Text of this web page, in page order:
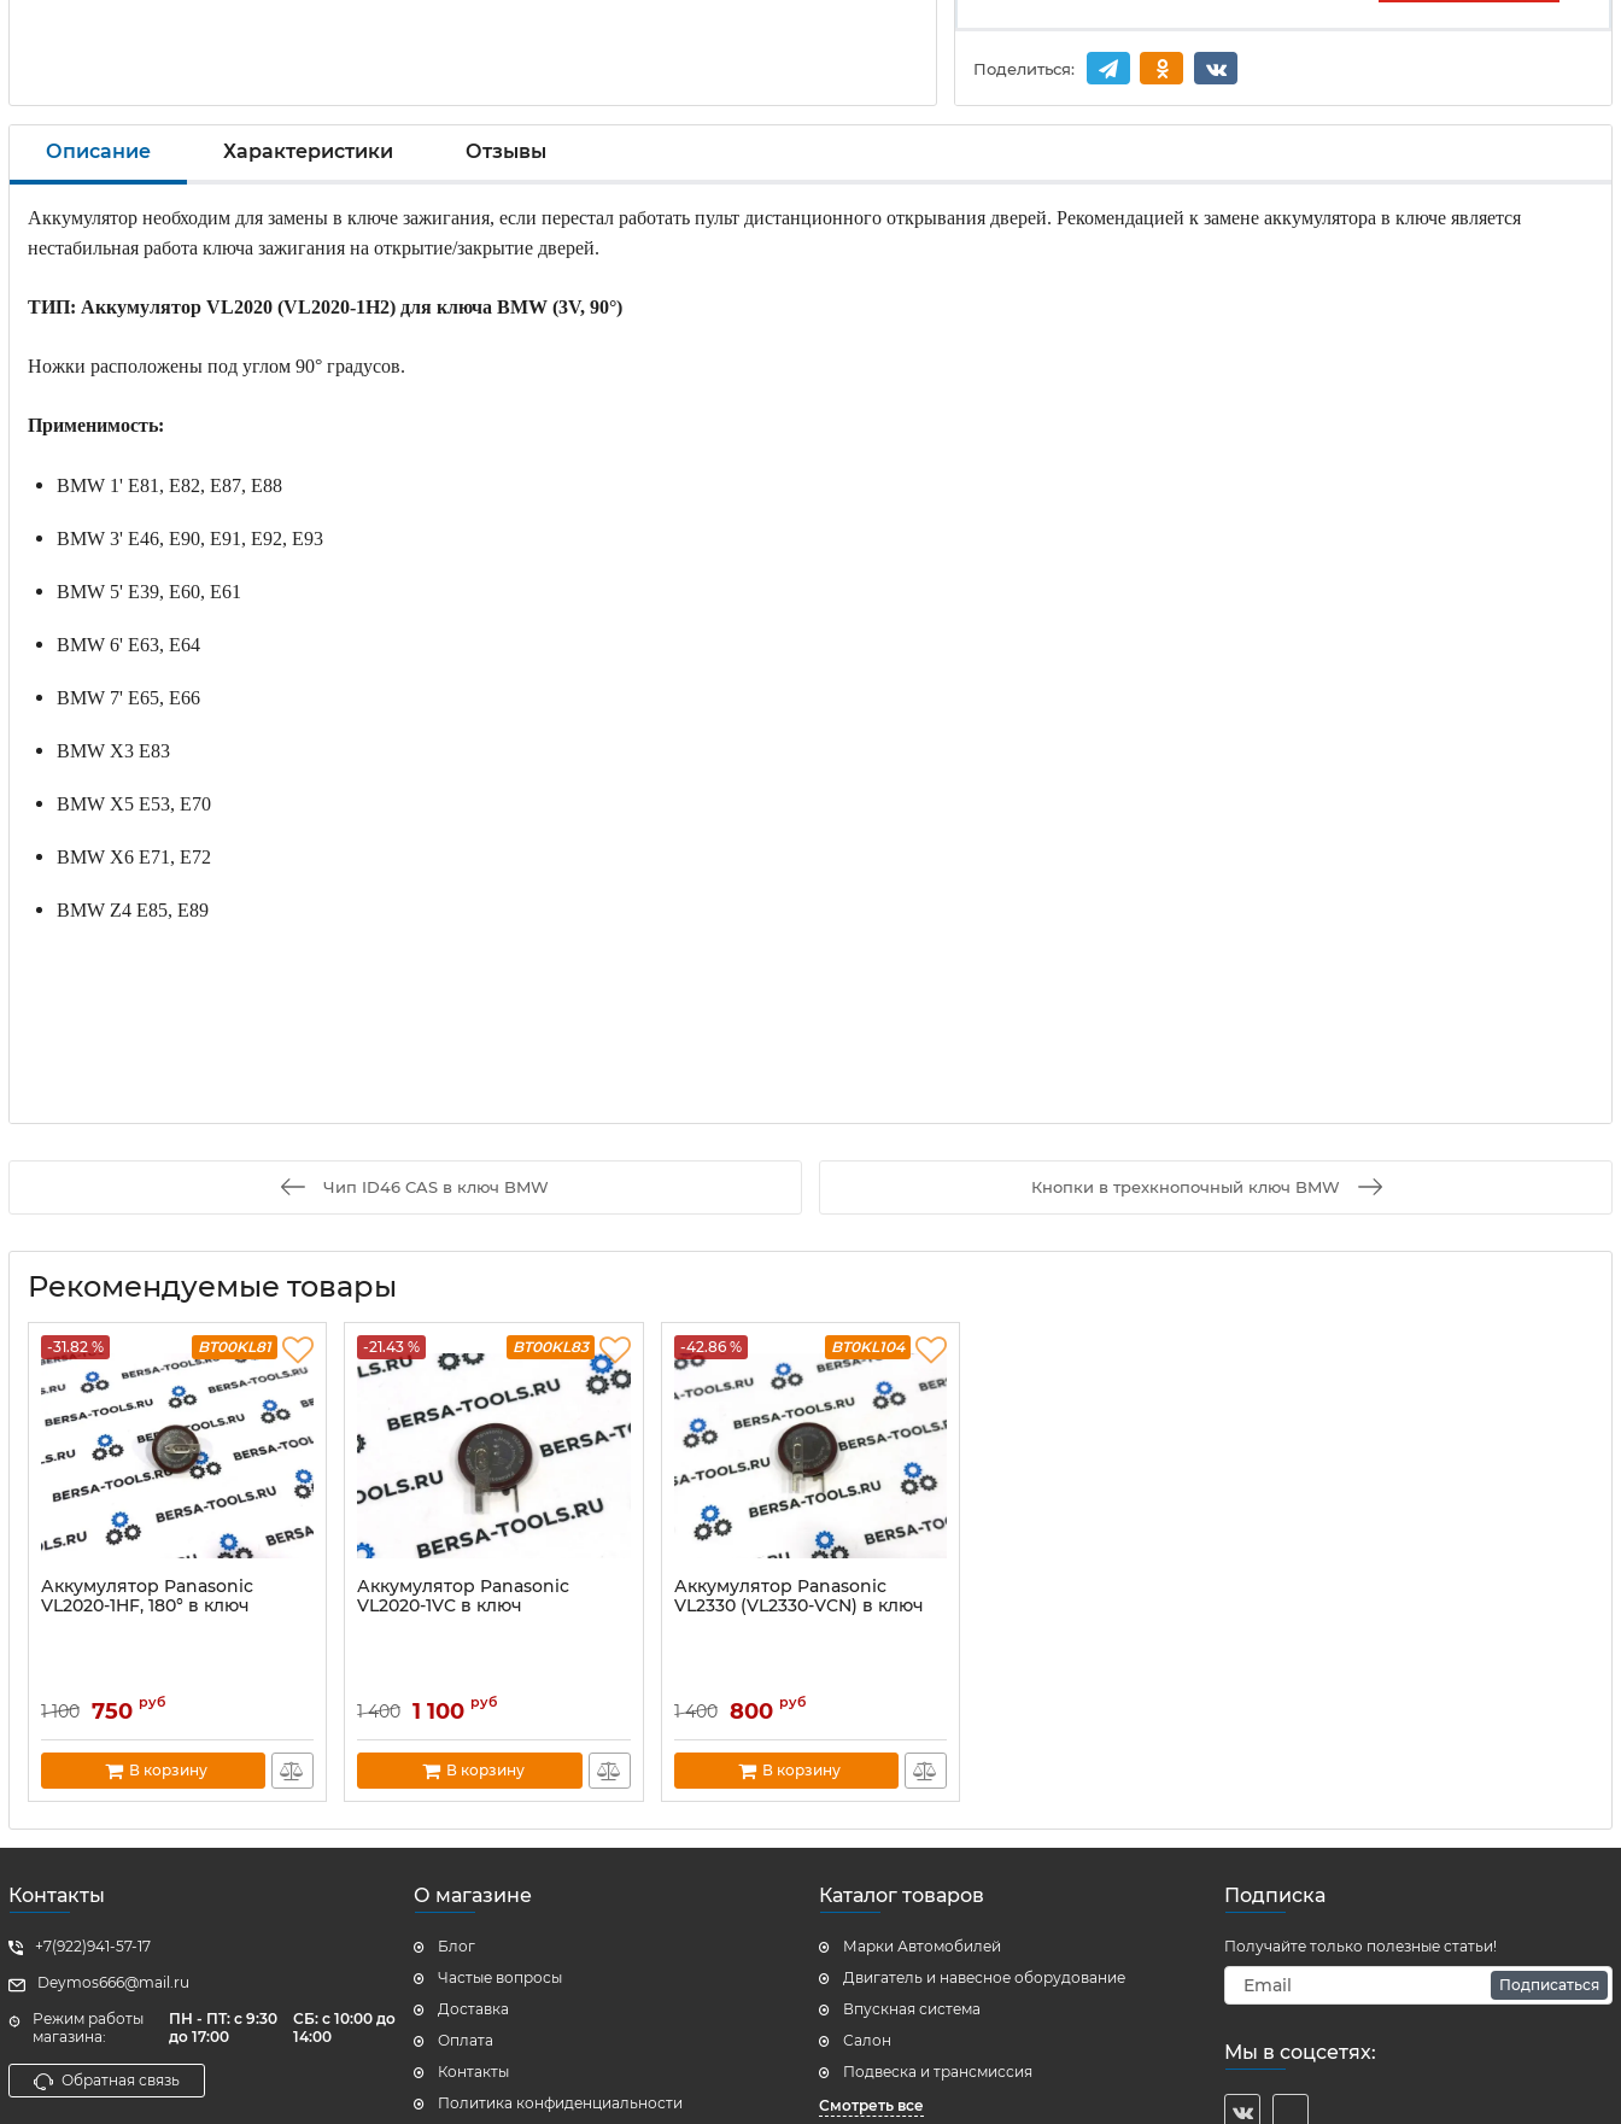
Поделиться:
Описание Характеристики Отзывы
Аккумулятор необходим для замены в ключе зажигания, если перестал работать пульт дистанционного открывания дверей. Рекомендацией к замене аккумулятора в ключе является
нестабильная работа ключа зажигания на открытие/закрытие дверей.
ТИП: Аккумулятор VL2020 (VL2020-1H2) для ключа BMW (3V, 90°)
Ножки расположены под углом 90° градусов.
Применимость:
BMW 1' E81, E82, E87, E88
BMW 3' E46, E90, E91, E92, E93
BMW 5' E39, E60, E61
BMW 6' E63, E64
BMW 7' E65, E66
BMW X3 E83
BMW X5 E53, E70
BMW X6 E71, E72
BMW Z4 E85, E89
Чип ID46 CAS в ключ BMW Кнопки в трехкнопочный ключ BMW
Рекомендуемые товары
-31.82 % BT00KL81
Аккумулятор Panasonic
VL2020-1HF, 180° в ключ
1 100 750 руб
В корзину
-21.43 % BT00KL83
Аккумулятор Panasonic
VL2020-1VC в ключ
1 400 1 100 руб
В корзину
-42.86 % BT0KL104
Аккумулятор Panasonic
VL2330 (VL2330-VCN) в ключ
1 400 800 руб
В корзину
Контакты
+7(922)941-57-17
Deymos666@mail.ru
Режим работы
магазина:
ПН - ПТ: с 9:30
до 17:00
СБ: с 10:00 до
14:00
Обратная связь
О магазине
Блог
Частые вопросы
Доставка
Оплата
Контакты
Политика конфиденциальности
Каталог товаров
Марки Автомобилей
Двигатель и навесное оборудование
Впускная система
Салон
Подвеска и трансмиссия
Смотреть все
Подписка
Получайте только полезные статьи!
Подписаться
Мы в соцсетях: